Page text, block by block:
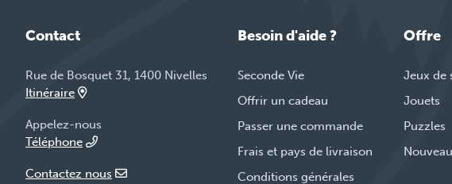
Contact
Rue de Bosquet 31, 1400 Nivelles
Itinéraire
Appelez-nous
Téléphone
Contactez nous
Besoin d'aide ?
Seconde Vie
Offrir un cadeau
Passer une commande
Frais et pays de livraison
Conditions générales
Offre
Jeux de
Jouets
Puzzles